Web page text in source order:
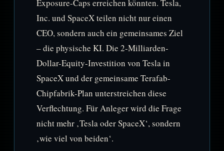
Exposure-Caps erreichen könnten. Tesla,
Inc. und SpaceX teilen nicht nur einen
CEO, sondern auch ein gemeinsames Ziel
– die physische KI. Die 2-Milliarden-
Dollar-Equity-Investition von Tesla in
SpaceX und der gemeinsame Terafab-
Chipfabrik-Plan unterstreichen diese
Verflechtung. Für Anleger wird die Frage
nicht mehr ‚Tesla oder SpaceX‘, sondern
‚wie viel von beiden‘.